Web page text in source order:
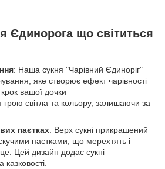
Єдинорога що світиться
: Наша сукня "Чарівний Єдиноріг"
яке створює ефект чарівності
вашої дочки
грою світла та кольору, залишаючи за
паєтках: Верх сукні прикрашений
паєтками, що мерехтять і
Цей дизайн додає сукні